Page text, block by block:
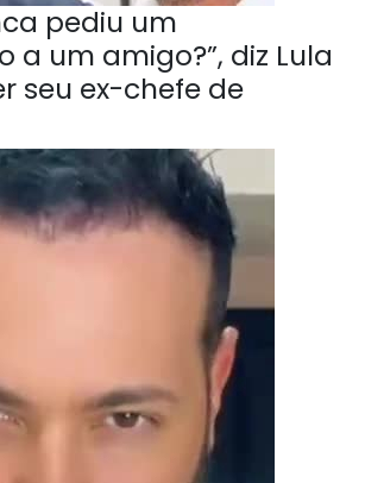
pediu um
a um amigo?”, diz Lula
seu ex-chefe de